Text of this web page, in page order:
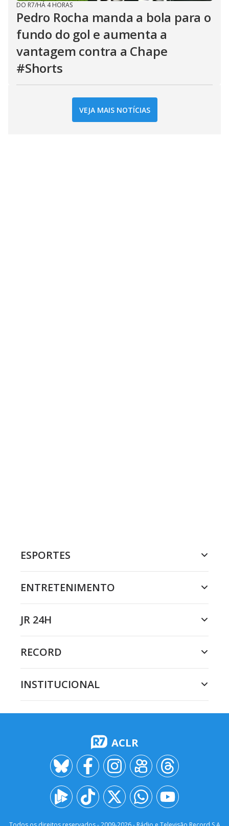
DO R7/HÁ 4 HORAS
Pedro Rocha manda a bola para o
fundo do gol e aumenta a
vantagem contra a Chape
#Shorts
VEJA MAIS NOTÍCIAS
ESPORTES
ENTRETENIMENTO
JR 24H
RECORD
INSTITUCIONAL
ACLR